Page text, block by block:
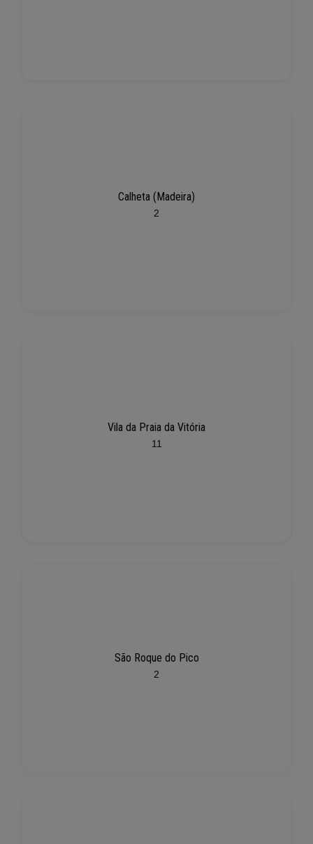
Calheta (Madeira)
2
Vila da Praia da Vitória
11
São Roque do Pico
2